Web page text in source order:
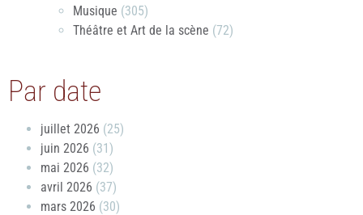
Musique (305)
Théâtre et Art de la scène (72)
Par date
juillet 2026 (25)
juin 2026 (31)
mai 2026 (32)
avril 2026 (37)
mars 2026 (30)